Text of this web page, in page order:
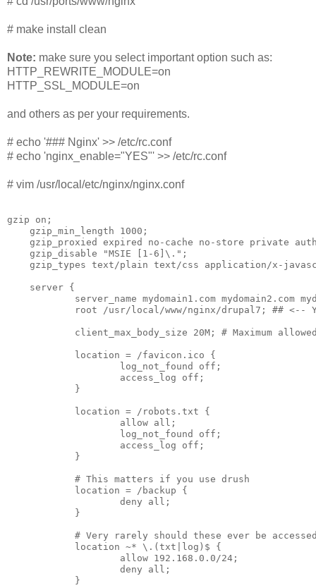
# make install clean
Note: make sure you select important option such as:
HTTP_REWRITE_MODULE=on
HTTP_SSL_MODULE=on
and others as per your requirements.
# echo '### Nginx' >> /etc/rc.conf
# echo 'nginx_enable="YES"' >> /etc/rc.conf
# vim /usr/local/etc/nginx/nginx.conf
gzip on;
    gzip_min_length 1000;
gzip_proxied expired no-cache no-store private
    gzip_disable "MSIE [1-6]\.";
gzip_types text/plain text/css application/x-
    server {
server_name mydomain1.com mydomain2.com
root /usr/local/www/nginx/drupal7; ## <--
client_max_body_size 20M; # Maximum
            location = /favicon.ico {
                    log_not_found off;
                    access_log off;
            }
            location = /robots.txt {
                    allow all;
                    log_not_found off;
                    access_log off;
            }
            # This matters if you use drush
            location = /backup {
                    deny all;
            }
# Very rarely should these ever be
            location ~* \.(txt|log)$ {
                    allow 192.168.0.0/24;
                    deny all;
            }